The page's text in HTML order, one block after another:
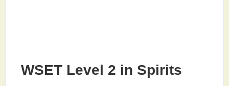
WSET Level 2 in Spirits